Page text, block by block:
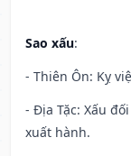
Sao xấu:
- Thiên Ôn: Kỵ
- Địa Tặc: Xấu
xuất hành.